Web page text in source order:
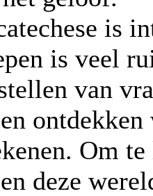
is
is veel
van
Om
deze